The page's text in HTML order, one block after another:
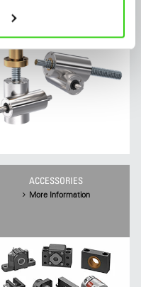
ACCESSORIES
More Information